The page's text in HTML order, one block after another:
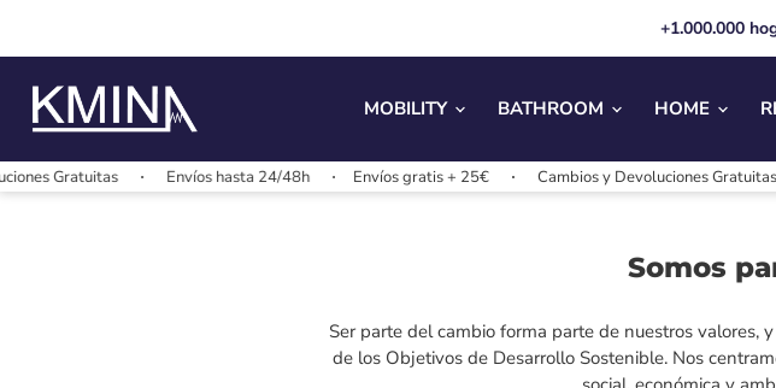
+1.000.000
MOBILITY BATHROOM HOME
Envíos hasta 24/48h Envíos gratis + 25€ Cambios y Devoluciones Gratuitas
Somos
Ser parte del cambio forma parte de nuestros valores,
de los Objetivos de Desarrollo Sostenible. Nos